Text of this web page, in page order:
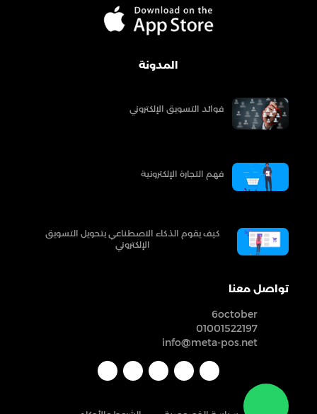
المدونة
فوائد التسويق الإلكتروني
فهم التجارة الإلكترونية
كيف يقوم الذكاء الاصطناعي بتحويل التسويق
الإلكتروني
تواصل معنا
6october
01001522197
info@meta-pos.net